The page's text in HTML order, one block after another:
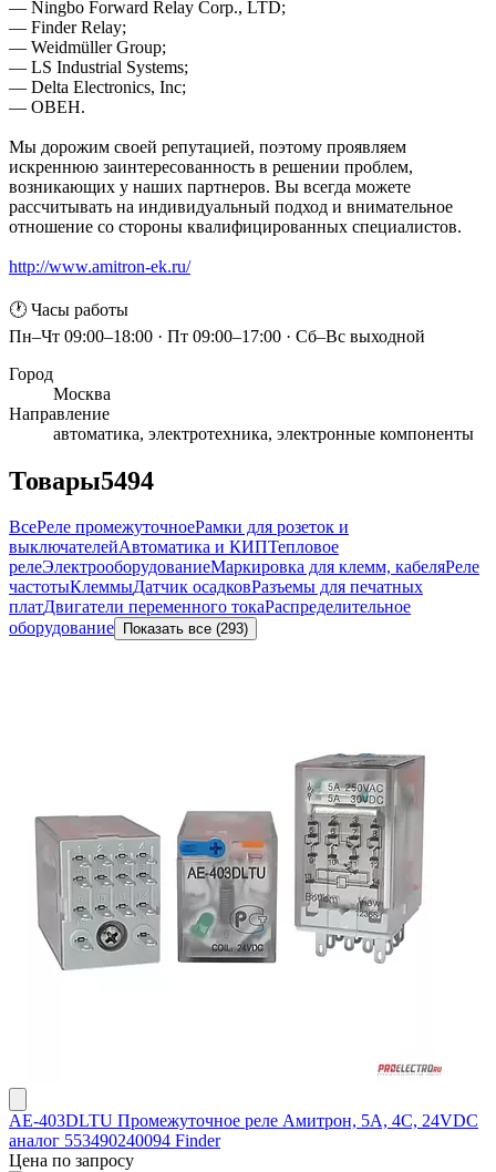
— Ningbo Forward Relay Corp., LTD;
— Finder Relay;
— Weidmüller Group;
— LS Industrial Systems;
— Delta Electronics, Inc;
— ОВЕН.
Мы дорожим своей репутацией, поэтому проявляем
искреннюю заинтересованность в решении проблем,
возникающих у наших партнеров. Вы всегда можете
рассчитывать на индивидуальный подход и внимательное
отношение со стороны квалифицированных специалистов.
http://www.amitron-ek.ru/
🕐 Часы работы
Пн–Чт 09:00–18:00 · Пт 09:00–17:00 · Сб–Вс выходной
Город
Москва
Направление
автоматика, электротехника, электронные компоненты
Товары5494
ВсеРеле промежуточноеРамки для розеток и
выключателейАвтоматика и КИПТепловое
релеЭлектрооборудованиеМаркировка для клемм, кабеляРеле
частотыКлеммыДатчик осадковРазъемы для печатных
платДвигатели переменного токаРаспределительное
оборудование
Показать все (293)
AE-403DLTU Промежуточное реле Амитрон, 5А, 4С, 24VDC
аналог 553490240094 Finder
Цена по запросу